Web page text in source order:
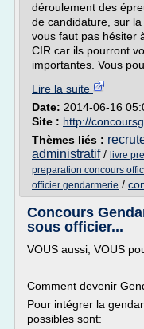
déroulement des
de candidature, sur
vous faut pas hésiter
CIR car ils pourront
importantes. Vous
Lire la suite
Date: 2014-06-16
Site : http://
Thèmes liés :
administratif/ livre
preparation concours
officier gendarmerie /
Concours
sous officier...
VOUS aussi, VOUS
Comment devenir
Pour intégrer la
possibles sont: